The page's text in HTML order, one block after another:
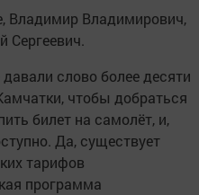
Владимир Владимирович,
Сергеевич.
слово более десяти
чтобы добраться
билет на самолёт, и,
Да, существует
тарифов
программа